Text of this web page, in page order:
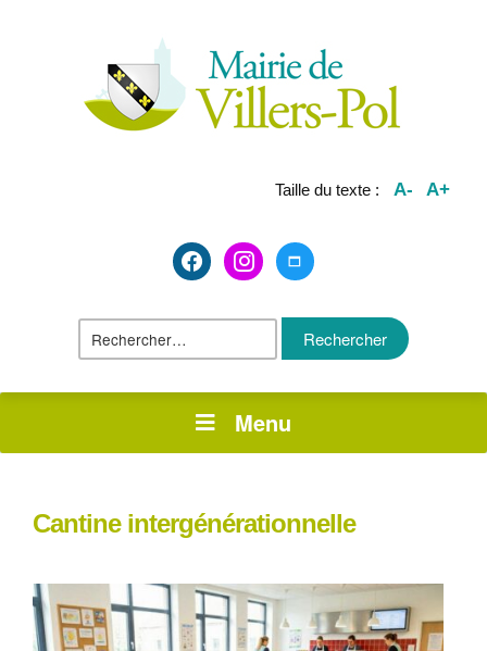
Taille du texte : A- A+
facebook2instagrammaximize
Rechercher :
Menu
Cantine intergénérationnelle